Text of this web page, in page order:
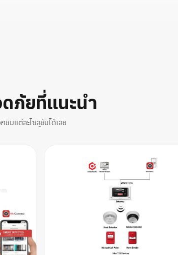
ภัยที่แนะนำ
ชมแต่ละโซลูชันได้เลย